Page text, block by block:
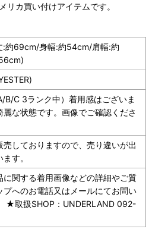
カ買い付けアイテムです。
:約69cm/身幅:約54cm/肩幅:約
B/C 3ランク中）着用感はございま
麗な状態です。画像でご確認くださ
売しておりますので、売り違いが出
す。
に関する着用画像などの詳細やご質
プへのお電話又はメールにてお問い
★取扱SHOP：UNDERLAND 092-